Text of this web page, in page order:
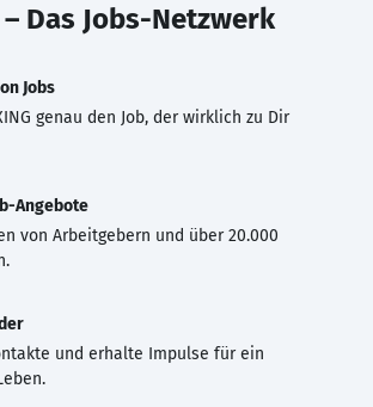
– Das Jobs-Netzwerk
Jobs
genau den Job, der wirklich zu Dir
Angebote
von Arbeitgebern und über 20.000
und erhalte Impulse für ein